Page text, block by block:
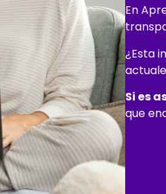
En
¿Esta
Si es
que